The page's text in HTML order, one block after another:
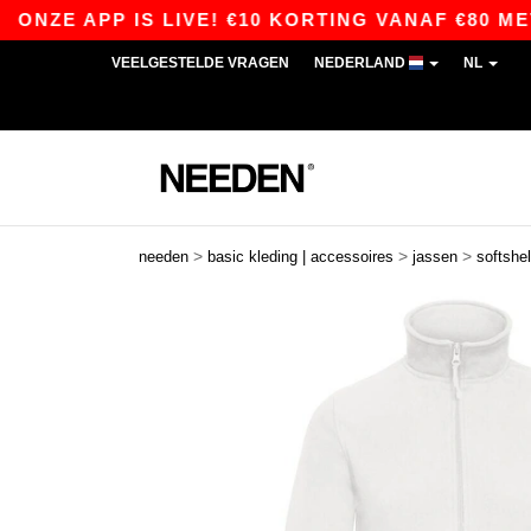
APP IS LIVE! €10 KORTING VANAF €80 MET DE
VEELGESTELDE VRAGEN NEDERLAND NL
needen > basic kleding | accessoires > jassen > softshell